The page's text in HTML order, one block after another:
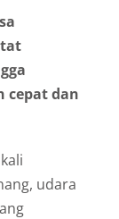
cepat dan
udara